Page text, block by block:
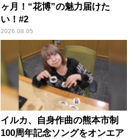
ヶ月！“花博”の魅力届けた
い！#2
2026.08.05
イルカ、自身作曲の熊本市制
100周年記念ソングをオンエア